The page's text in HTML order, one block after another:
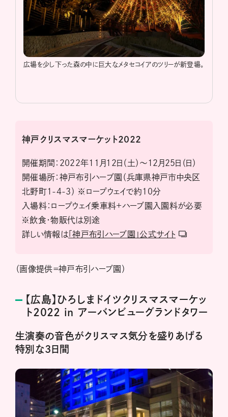
広場を少し下った森の中に巨大なメタセコイアのツリーが新登場。
神戸クリスマスマーケット2022
開催期間：2022年11月12日（土）～12月25日（日）
開催場所：神戸布引ハーブ園（兵庫県神戸市中央区
北野町1-4-3） ※ロープウェイで約10分
入場料：ロープウェイ乗車料+ハーブ園入園料が必要
※飲食・物販代は別途
詳しい情報は 「神戸布引ハーブ園」公式サイト
（画像提供＝神戸布引ハーブ園）
【広島】ひろしまドイツクリスマスマーケッ
ト2022 in アーバンビューグランドタワー
生演奏の音色がクリスマス気分を盛りあげる
特別な3日間